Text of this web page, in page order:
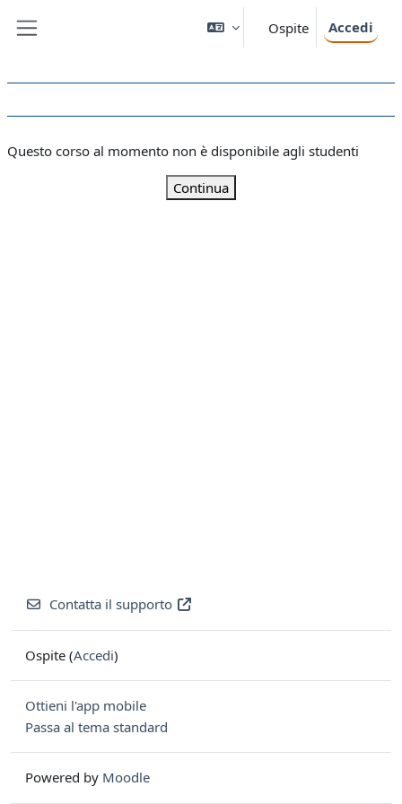
Ospite Accedi
Questo corso al momento non è disponibile agli studenti
Continua
Contatta il supporto
Ospite (Accedi)
Ottieni l'app mobile
Passa al tema standard
Powered by Moodle